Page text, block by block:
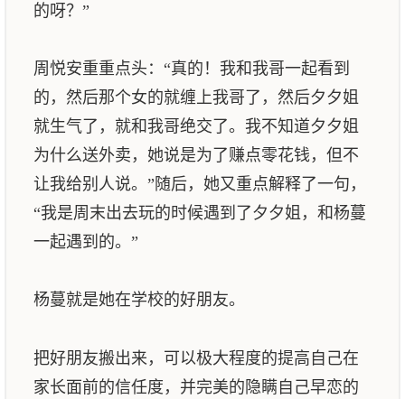
的呀？”
周悦安重重点头：“真的！我和我哥一起看到
的，然后那个女的就缠上我哥了，然后夕夕姐
就生气了，就和我哥绝交了。我不知道夕夕姐
为什么送外卖，她说是为了赚点零花钱，但不
让我给别人说。”随后，她又重点解释了一句，
“我是周末出去玩的时候遇到了夕夕姐，和杨蔓
一起遇到的。”
杨蔓就是她在学校的好朋友。
把好朋友搬出来，可以极大程度的提高自己在
家长面前的信任度，并完美的隐瞒自己早恋的